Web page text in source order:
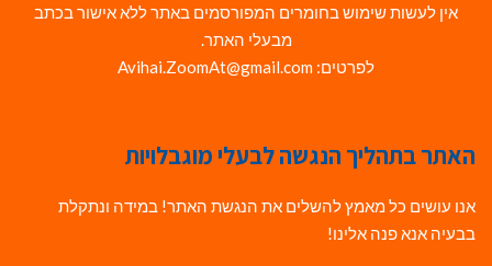
אין לעשות שימוש בחומרים המפורסמים באתר ללא אישור בכתב
מבעלי האתר.
לפרטים: Avihai.ZoomAt@gmail.com
האתר בתהליך הנגשה לבעלי מוגבלויות
אנו עושים כל מאמץ להשלים את הנגשת האתר! במידה ונתקלת
בבעיה אנא פנה אלינו!